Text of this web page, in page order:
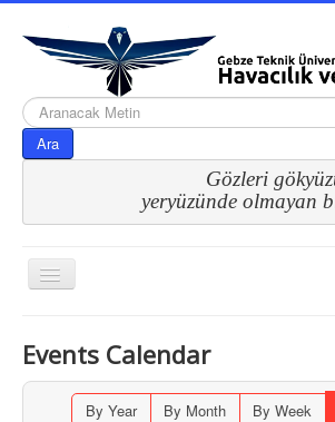
arama...
Ara
Gözleri
yeryüzünde olmayan
Gezinme
geçişini
Events Calendar
By Year By Month By Week